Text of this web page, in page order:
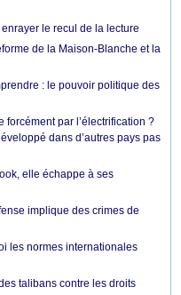
le recul de la lecture
de la Maison-Blanche et la
: le pouvoir politique des
par l’électrification ?
dans d’autres pays pas
elle échappe à ses
implique des crimes de
les normes internationales
talibans contre les droits